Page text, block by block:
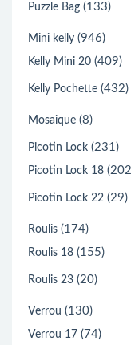
Puzzle Bag (133)
Mini kelly (946)
Kelly Mini 20 (409)
Kelly Pochette (432)
Mosaique (8)
Picotin Lock (231)
Picotin Lock 18
Picotin Lock 22 (29)
Roulis (174)
Roulis 18 (155)
Roulis 23 (20)
Verrou (130)
Verrou 17 (74)